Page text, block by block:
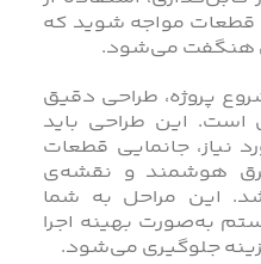
قطعات مواجه شوید که
هنگفت می‌شود.
پروژه، طراحی دقیق
این طراحی باید
نیاز، جانمایی قطعات
هوشمند و نقشه‌ی
این مراحل به شما
به‌صورت بهینه اجرا
جلوگیری می‌شود.